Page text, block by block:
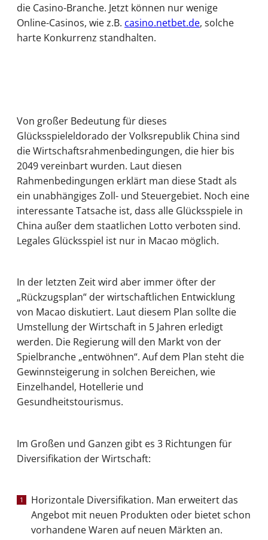
die Casino-Branche. Jetzt können nur wenige
Online-Casinos, wie z.B. casino.netbet.de, solche
harte Konkurrenz standhalten.
Von großer Bedeutung für dieses
Glücksspieleldorado der Volksrepublik China sind
die Wirtschaftsrahmenbedingungen, die hier bis
2049 vereinbart wurden. Laut diesen
Rahmenbedingungen erklärt man diese Stadt als
ein unabhängiges Zoll- und Steuergebiet. Noch eine
interessante Tatsache ist, dass alle Glücksspiele in
China außer dem staatlichen Lotto verboten sind.
Legales Glücksspiel ist nur in Macao möglich.
In der letzten Zeit wird aber immer öfter der
„Rückzugsplan“ der wirtschaftlichen Entwicklung
von Macao diskutiert. Laut diesem Plan sollte die
Umstellung der Wirtschaft in 5 Jahren erledigt
werden. Die Regierung will den Markt von der
Spielbranche „entwöhnen“. Auf dem Plan steht die
Gewinnsteigerung in solchen Bereichen, wie
Einzelhandel, Hotellerie und
Gesundheitstourismus.
Im Großen und Ganzen gibt es 3 Richtungen für
Diversifikation der Wirtschaft:
Horizontale Diversifikation. Man erweitert das
Angebot mit neuen Produkten oder bietet schon
vorhandene Waren auf neuen Märkten an.